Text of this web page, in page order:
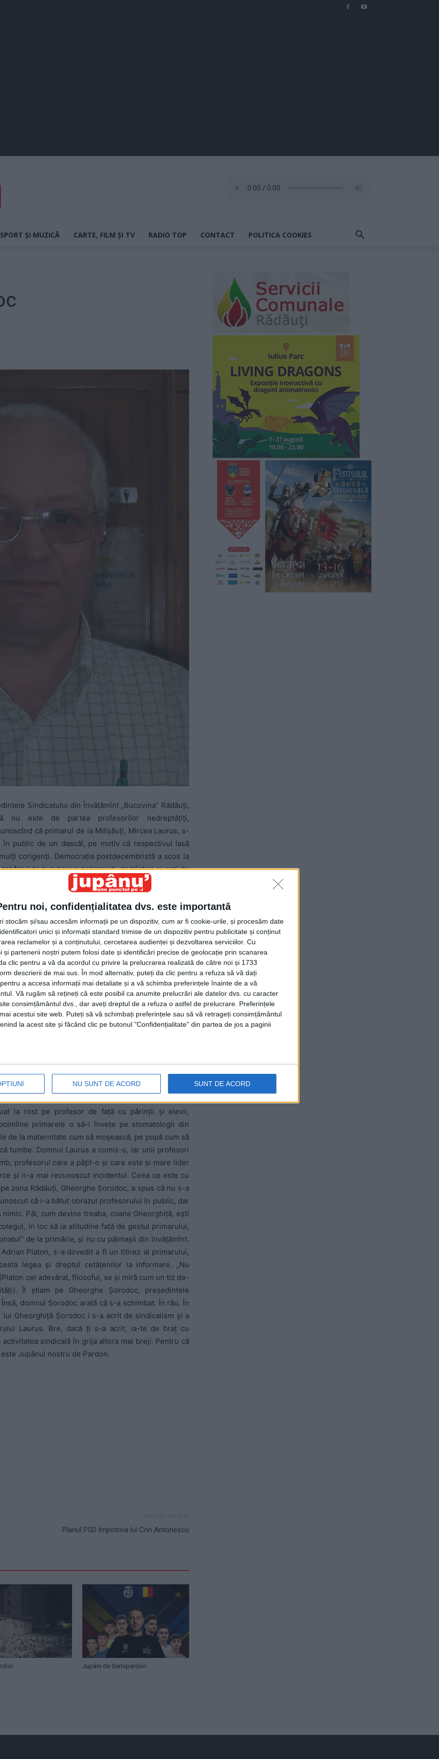
noi, confidențialitatea dvs. este importantă
stocăm și/sau accesăm informații pe un dispozitiv, cum ar fi cookie-urile, și procesăm date
unici și informații standard trimise de un dispozitiv pentru publicitate și conținut
reclamelor și a conținutului, cercetarea audienței și dezvoltarea serviciilor. Cu
și partenerii noștri putem folosi date și identificări precise de geolocație prin scanarea
clic pentru a vă da acordul cu privire la prelucrarea realizată de către noi și 1733
descrierii de mai sus. În mod alternativ, puteți da clic pentru a refuza să vă dați
a accesa informații mai detaliate și a vă schimba preferințele înainte de a vă
Vă rugăm să rețineți că este posibil ca anumite prelucrări ale datelor dvs. cu caracter
consimțământul dvs., dar aveți dreptul de a refuza o astfel de prelucrare. Preferințele
acestui site web. Puteți să vă schimbați preferințele sau să vă retrageți consimțământul
la acest site și făcând clic pe butonul "Confidențialitate" din partea de jos a paginii
NU SUNT DE ACORD SUNT DE ACORD
SPORT ȘI MUZICĂ CARTE, FILM ȘI TV RADIO TOP CONTACT POLITICA COOKIES
Sindicatului din Învăţămînt „Bucovina” Rădăuţi,
nu este de partea profesorilor nedreptăţiţi,
că primarul de la Milişăuţi, Mircea Laurus, s-
în public de un dascăl, pe motiv că respectivul lasă
corigenţi. Democraţia postdecembristă a scos la
tot felul de bulubaci şi habarnişti, de trîntori şi cozi de
de ghiolbani şi aprozariste masculinizate, de foanfe
şi tupeişti agramaţi.Această zoologie revoltător de
şi incompetentă a ajuns să birjărească destinele
Primari rurali cu două clase mai mult ca
au ajuns să umilească profesori, medici, intelectuali
care încearcă să-şi facă în mod onest meseria.
trezeşte cîte un buhai de ăsta de baltă care, după ce
că a avut un coşmar cumplit, că obştea pe care o
one, că toată lumea trebuie să-i stea la picioare,
preaslăvitule, cît de bun, înţelegător şi mare eşti
se cred buricul pămîntului şi care taie şi spînzură la
s mai sus de genunchiul broaştei. Cine le dă nas
lor de mari ştrumfi de partid. Un troglodit care
şi de medicii comunităţii de parcă el ar avea cine
oraş Milişăuţi, Mircea Laurus, s-a luat în public de
sa. S-a întîmplat la deschiderea noului an de
permis să-l muştruluiască pe dascăl pentru că lasă
să-i spună că mai mulţi părinţi i s-au plîns că lasă
la rost pe profesor de faţă cu părinţii şi elevii,
primarele o să-i înveţe pe stomatologii din
de la maternitate cum să moşească, pe popă cum să
tumbe. Domnul Laurus a comis-o, iar unii profesori
profesorul care a păţit-o şi care este şi mare lider
şi n-a mai recunoscut incidentul. Ceea ce este cu
zona Rădăuţi, Gheorghe Şorodoc, a spus că nu s-a
că i-a bătut obrazul profesorului în public, dar
Păi, cum devine treaba, coane Gheorghiţă, eşti
în loc să ia atitudine faţă de gestul primarului,
de la primărie, şi nu cu pălmaşii din învăţămînt.
Platon, s-a dovedit a fi un titirez al primarului,
legea şi dreptul cetăţenilor la informare. „Nu
cel adevărat, filosoful, se şi miră cum un tiz de-
Îl ştiam pe Gheorghe Şorodoc, preşedintele
domnul Şorodoc arată că s-a schimbat. În rău. În
Gheorghiţă Şorodoc i s-a acrit de sindicalism şi a
Laurus. Bre, dacă ţi s-a acrit, ia-te de braţ cu
sindicală în grija altora mai breji. Pentru că
Jupânul nostru de Pardon.
Planul PSD împotriva lui Crin Antonescu
Jupâni de Semipardon